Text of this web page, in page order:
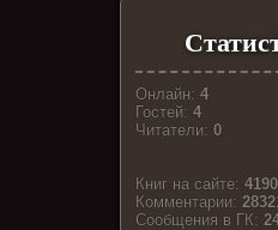
Онлайн:4
Гостей:4
Читатели:0
Книг на сайте:4190
Комментарии:
Cообщения в ГК: